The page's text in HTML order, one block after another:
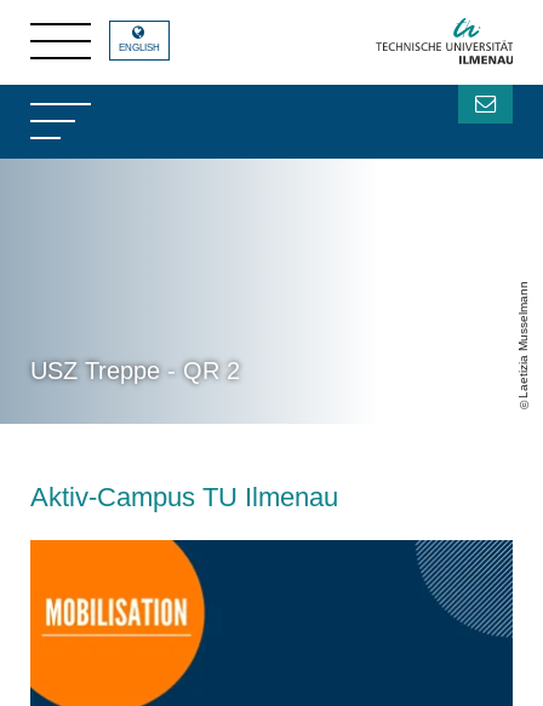
USZ Treppe - QR 2 Laetizia Musselmann
ENGLISH
Aktiv-Campus TU Ilmenau